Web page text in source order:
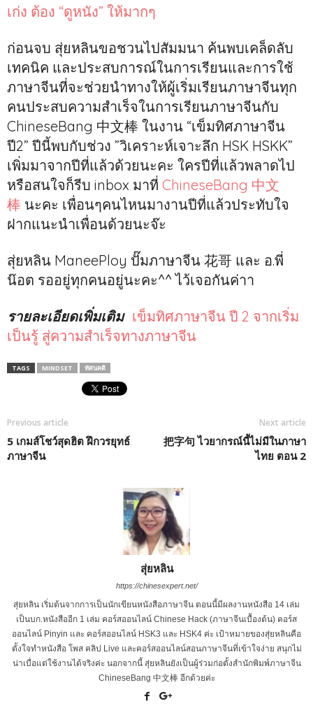
เก่ง ต้อง “ดูหนัง” ให้มากๆ
ก่อนจบ สุ่ยหลินขอชวนไปสัมมนา ค้นพบเคล็ดลับ
เทคนิค และประสบการณ์ในการเรียนและการใช้
ภาษาจีนที่จะช่วยนำทางให้ผู้เริ่มเรียนภาษาจีนทุก
คนประสบความสำเร็จในการเรียนภาษาจีนกับ
ChineseBang 中文棒 ในงาน “เข็มทิศภาษาจีน
ปี2” ปีนี้พบกับช่วง ”วิเคราะห์เจาะลึก HSK HSKK”
เพิ่มมาจากปีที่แล้วด้วยนะคะ ใครปีที่แล้วพลาดไป
หรือสนใจก็รีบ inbox มาที่ ChineseBang 中文
棒 นะคะ เพื่อนๆคนไหนมางานปีที่แล้วประทับใจ
ฝากแนะนำเพื่อนด้วยนะจ๊ะ
สุ่ยหลิน ManeePloy ปั๊มภาษาจีน 花哥 และ อ.พี่
น๊อต รออยู่ทุกคนอยู่นะคะ^^ ไว้เจอกันค่าา
รายละเอียดเพิ่มเติม เข็มทิศภาษาจีน ปี 2 จากเริ่ม
เป็นรู้ สู่ความสำเร็จทางภาษาจีน
TAGS MINDSET ทัศนคติ
Previous article
5 เกมส์โชว์สุดฮิต ฝึกวรยุทธ์
ภาษาจีน
Next article
把字句 ไวยากรณ์นี้ไม่มีในภาษา
ไทย ตอน 2
สุ่ยหลิน
https://chinesexpert.net/
สุ่ยหลิน เริ่มต้นจากการเป็นนักเขียนหนังสือภาษาจีน ตอนนี้มีผลงานหนังสือ 14 เล่ม
เป็นบก.หนังสืออีก 1 เล่ม คอร์สออนไลน์ Chinese Hack (ภาษาจีนเบื้องต้น) คอร์ส
ออนไลน์ Pinyin และ คอร์สออนไลน์ HSK3 และ HSK4 ค่ะ เป้าหมายของสุ่ยหลินคือ
ตั้งใจทำหนังสือ โพส คลิป Live และคอร์สออนไลน์สอนภาษาจีนที่เข้าใจง่าย สนุกไม่
น่าเบื่อแต่ใช้งานได้จริงค่ะ นอกจากนี้ สุ่ยหลินยังเป็นผู้ร่วมก่อตั้งสำนักพิมพ์ภาษาจีน
ChineseBang 中文棒 อีกด้วยค่ะ